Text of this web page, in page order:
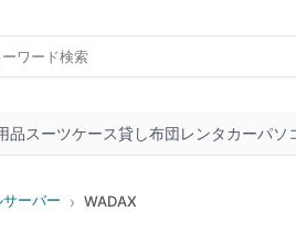
品スーツケース貸し布団レンタカーパソ
サーバー › WADAX